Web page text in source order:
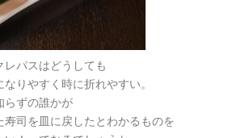
パスはどうしても
りやすく時に折れやすい。
らずの誰かが
司を皿に戻したとわかるものを